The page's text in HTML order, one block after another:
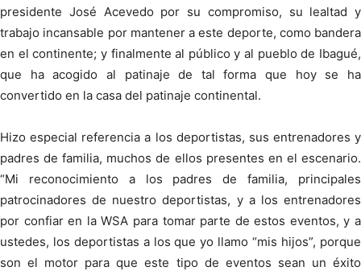
presidente José Acevedo por su compromiso, su lealtad y
trabajo incansable por mantener a este deporte, como bandera
en el continente; y finalmente al público y al pueblo de Ibagué,
que ha acogido al patinaje de tal forma que hoy se ha
convertido en la casa del patinaje continental.
Hizo especial referencia a los deportistas, sus entrenadores y
padres de familia, muchos de ellos presentes en el escenario.
“Mi reconocimiento a los padres de familia, principales
patrocinadores de nuestro deportistas, y a los entrenadores
por confiar en la WSA para tomar parte de estos eventos, y a
ustedes, los deportistas a los que yo llamo “mis hijos”, porque
son el motor para que este tipo de eventos sean un éxito